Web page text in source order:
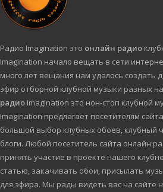
Радио Imagination это онлайн радио
Imagination начало вещать в сети
много лет вещания нам удалось создать
эфир отборной клубной музыки разных
радио Imagination это нон-стоп клубной
Imagination предлагает посетителям
большой выбор клубных обоев, клубный
блоги. Любой посетитель сайта онлайн
принять участие в проекте нашего
статью, закачивать обои, присылать
для эфира. Мы рады видеть вас на сайте